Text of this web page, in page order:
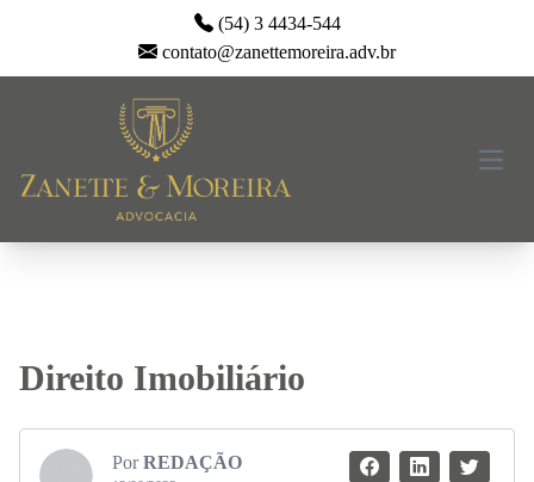
(54) 3 4434-544
contato@zanettemoreira.adv.br
Direito Imobiliário
PorREDAÇÃO